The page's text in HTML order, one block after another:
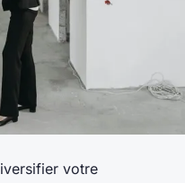
votre